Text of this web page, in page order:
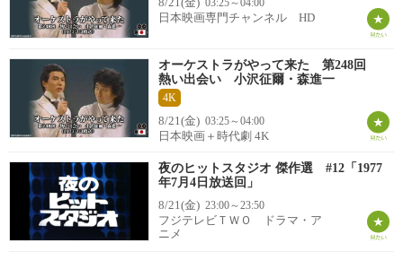
03:25～04:00
日本映画専門チャンネル HD
オーケストラがやって来た 第248回
熱い出会い 小沢征爾・森進一
4K
8/21(金) 03:25～04:00
日本映画＋時代劇 4K
夜のヒットスタジオ 傑作選 #12「1977
年7月4日放送回」
8/21(金) 23:00～23:50
フジテレビＴＷＯ ドラマ・ア
ニメ